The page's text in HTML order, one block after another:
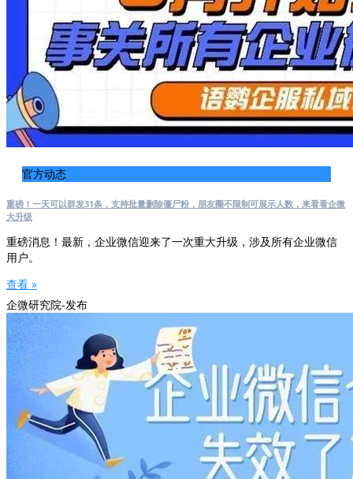
官方动态
重磅！一天可以群发31条，支持批量删除僵尸粉，朋友圈不限制可展示人数，来看看企微
大升级
重磅消息！最新，企业微信迎来了一次重大升级，涉及所有企业微信
用户。
查看 »
企微研究院-发布